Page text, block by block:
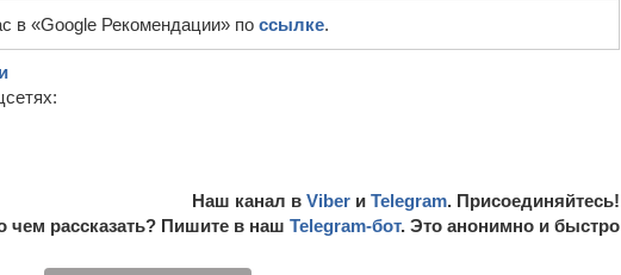
в «Google Рекомендации» по ссылке.
Наш канал в Viber и Telegram. Присоединяйтесь!
чем рассказать? Пишите в наш Telegram-бот. Это анонимно и быстро